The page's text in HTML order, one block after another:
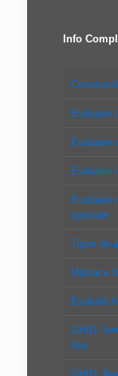
Info
Evaluare
Evaluare
Evaluare
Evaluare
speciale
Tipuri de
Mijloace
Evaluări
GHID:
fixe